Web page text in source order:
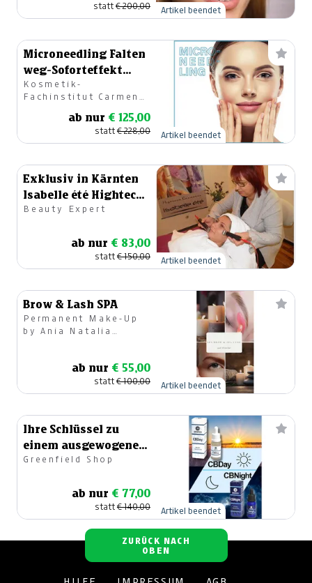
statt€ 200,00 Artikel beendet
Microneedling Falten
weg-Soforteffekt
Behandlung & 3D
Hautanalyse
Kosmetik-
Fachinstitut Carmen
ab nur € 125,00
statt€ 228,00 Artikel beendet
Exklusiv in Kärnten
Isabelle été Hightech
Methode!
Beauty Expert
ab nur € 83,00
statt€ 150,00 Artikel beendet
Brow & Lash SPA
Permanent Make-Up
by Ania Natalia
ab nur € 55,00
statt€ 100,00 Artikel beendet
Ihre Schlüssel zu
einem ausgewogenen
Lebensstil
Greenfield Shop
ab nur € 77,00
statt€ 140,00 Artikel beendet
ZURÜCK NACH
OBEN